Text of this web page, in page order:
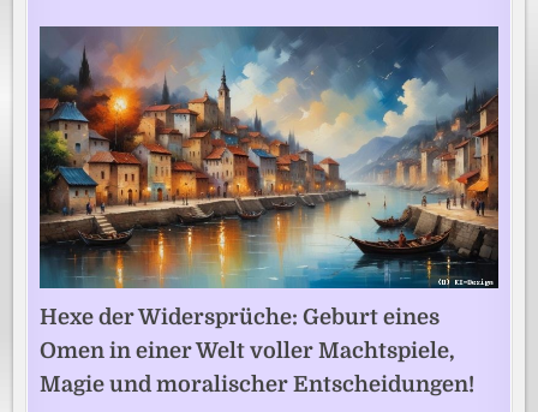
Hexe der Widersprüche: Geburt eines
Omen in einer Welt voller Machtspiele,
Magie und moralischer Entscheidungen!